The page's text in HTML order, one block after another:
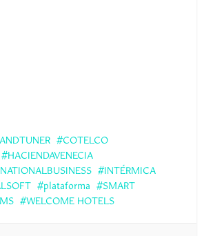
COTELCO
HACIENDAVENECIA
INTÉRMICA
plataforma
SMART
WELCOME HOTELS